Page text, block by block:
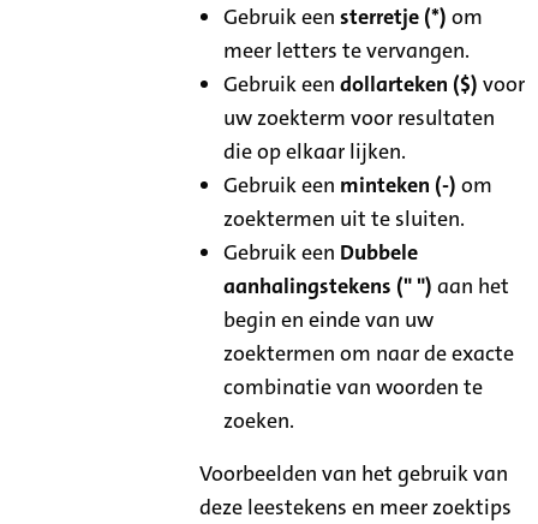
Gebruik eensterretje (*) om
meer letters te vervangen.
Gebruik eendollarteken ($) voor
uw zoekterm voor resultaten
die op elkaar lijken.
Gebruik een minteken (-) om
zoektermen uit te sluiten.
Gebruik een Dubbele
aanhalingstekens (" ") aan het
begin en einde van uw
zoektermen om naar de exacte
combinatie van woorden te
zoeken.
Voorbeelden van het gebruik van
deze leestekens en meer zoektips